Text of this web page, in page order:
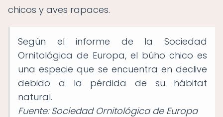
chicos y aves rapaces.
Según el informe de la Sociedad
Ornitológica de Europa, el búho chico es
una especie que se encuentra en declive
debido a la pérdida de su hábitat
natural.
Fuente: Sociedad Ornitológica de Europa